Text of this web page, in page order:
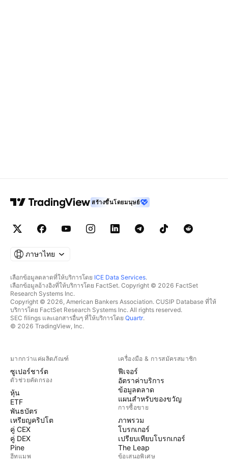
สร้างขึ้นโดยมนุษย์
ภาษาไทย
เลือกข้อมูลตลาดที่ให้บริการโดย ICE Data Services.
เลือกข้อมูลอ้างอิงที่ให้บริการโดย FactSet. Copyright © 2026 FactSet
Research Systems Inc.
Copyright © 2026, American Bankers Association. CUSIP Database ที่ให้
บริการโดย FactSet Research Systems Inc. All rights reserved.
SEC filings และเอกสารอื่นๆ ที่ให้บริการโดย Quartr.
© 2026 TradingView, Inc.
มากกว่าแค่ผลิตภัณฑ์
ซูเปอร์ชาร์ต
ตัวช่วยคัดกรอง
หุ้น
ETF
พันธบัตร
เหรียญคริปโต
คู่ CEX
คู่ DEX
Pine
ฮีทแมพ
เครื่องมือ & การสมัครสมาชิก
ฟีเจอร์
อัตราค่าบริการ
ข้อมูลตลาด
แผนสำหรับของขวัญ
การซื้อขาย
ภาพรวม
โบรกเกอร์
เปรียบเทียบโบรกเกอร์
The Leap
ข้อเสนอพิเศษ